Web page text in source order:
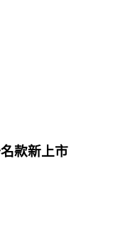
款新上市